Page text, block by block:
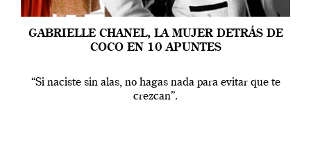
GABRIELLE CHANEL, LA MUJER DETRÁS DE
COCO EN 10 APUNTES
“Si naciste sin alas, no hagas nada para evitar que te
crezcan”.